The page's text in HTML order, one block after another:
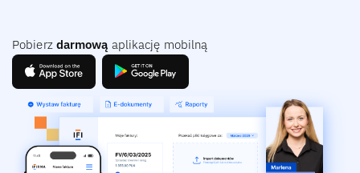
Pobierz darmową aplikację mobilną